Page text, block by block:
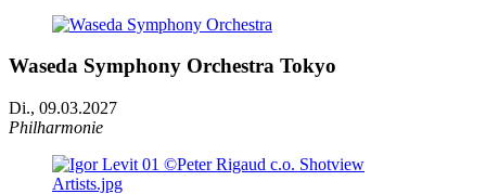
Waseda Symphony Orchestra Tokyo
Di., 09.03.2027
Philharmonie